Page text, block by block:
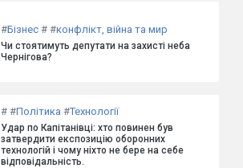
#Бізнес # #конфлікт, війна та мир
Чи стоятимуть депутати на захисті неба
Чернігова?
# #Політика #Технології
Удар по Капітанівці: хто повинен був
затвердити експозицію оборонних
технологій і чому ніхто не бере на себе
відповідальність.